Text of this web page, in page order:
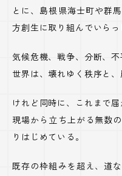
とに、島根県海士町や群
方創生に取り組んでいらっ
気候危機、戦争、分断、不
世界は、壊れゆく秩序と
けれど同時に、これまで
現場から立ち上がる無数
りはじめている。
既存の枠組みを超え、道